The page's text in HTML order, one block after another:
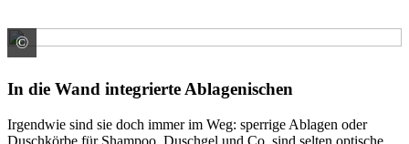
© JACKON Insulation GmbH
In die Wand integrierte Ablagenischen
Irgendwie sind sie doch immer im Weg: sperrige Ablagen oder